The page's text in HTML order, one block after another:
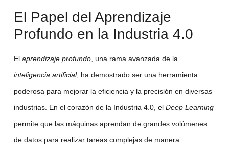
El Papel del Aprendizaje
Profundo en la Industria 4.0
El aprendizaje profundo, una rama avanzada de la
inteligencia artificial, ha demostrado ser una herramienta
poderosa para mejorar la eficiencia y la precisión en diversas
industrias. En el corazón de la Industria 4.0, el Deep Learning
permite que las máquinas aprendan de grandes volúmenes
de datos para realizar tareas complejas de manera